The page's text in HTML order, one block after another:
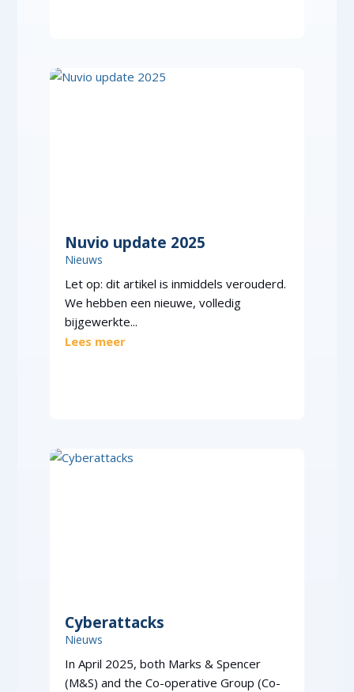
Nuvio update 2025
Nieuws
Let op: dit artikel is inmiddels verouderd.
We hebben een nieuwe, volledig
bijgewerkte...
Lees meer
Cyberattacks
Nieuws
In April 2025, both Marks & Spencer
(M&S) and the Co-operative Group (Co-